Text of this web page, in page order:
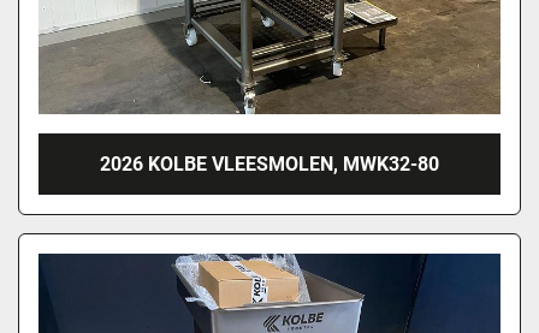
2026 KOLBE VLEESMOLEN, MWK32-80